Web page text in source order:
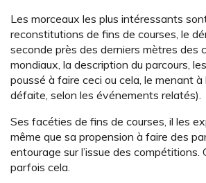
Les morceaux les plus intéressants
reconstitutions de fins de courses, le
seconde près des derniers mètres des
mondiaux, la description du parcours,
poussé à faire ceci ou cela, le menant
défaite, selon les événements relatés).
Ses facéties de fins de courses, il les
même que sa propension à faire des
entourage sur l’issue des compétitions.
parfois cela.